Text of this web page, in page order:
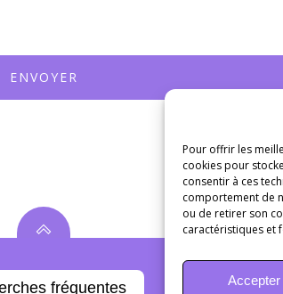
Pour offrir les
cookies pour
consentir à ces
comportement de
ou de retirer son
caractéristiques et
Accepter
ENVOYER
fréquentes